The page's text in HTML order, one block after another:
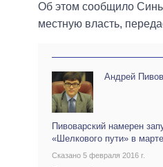
Об этом сообщило
местную власть,
Андрей
Пивоварский намерен
«Шелкового пути» в
Сказано 5 февраля 2016 г.